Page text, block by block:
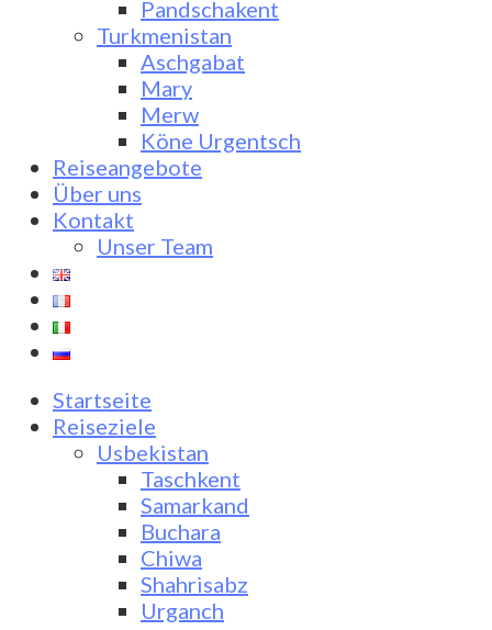
Pandschakent
Turkmenistan
Aschgabat
Mary
Merw
Köne Urgentsch
Reiseangebote
Über uns
Kontakt
Unser Team
Startseite
Reiseziele
Usbekistan
Taschkent
Samarkand
Buchara
Chiwa
Shahrisabz
Urganch